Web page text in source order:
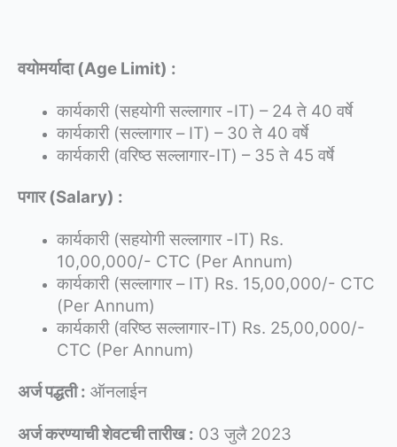
वयोमर्यादा (Age Limit) :
कार्यकारी (सहयोगी सल्लागार -IT) – 24 ते 40 वर्षे
कार्यकारी (सल्लागार – IT) – 30 ते 40 वर्षे
कार्यकारी (वरिष्ठ सल्लागार-IT) – 35 ते 45 वर्षे
पगार (Salary) :
कार्यकारी (सहयोगी सल्लागार -IT) Rs.
10,00,000/- CTC (Per Annum)
कार्यकारी (सल्लागार – IT) Rs. 15,00,000/- CTC
(Per Annum)
कार्यकारी (वरिष्ठ सल्लागार-IT) Rs. 25,00,000/-
CTC (Per Annum)
अर्ज पद्धती : ऑनलाईन
अर्ज करण्याची शेवटची तारीख : 03 जुलै 2023